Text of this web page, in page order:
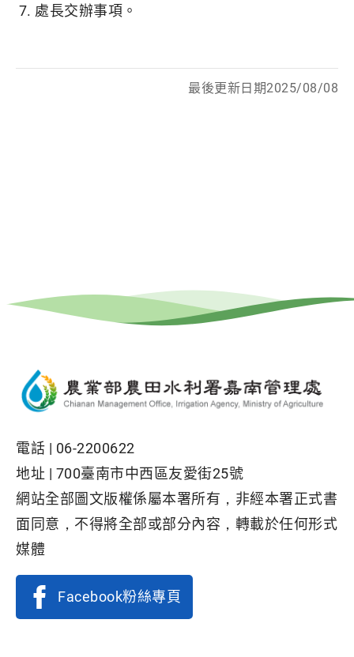
處長交辦事項。
最後更新日期2025/08/08
電話 | 06-2200622
地址 | 700臺南市中西區友愛街25號
網站全部圖文版權係屬本署所有，非經本署正式書
面同意，不得將全部或部分內容，轉載於任何形式
媒體
Facebook粉絲專頁